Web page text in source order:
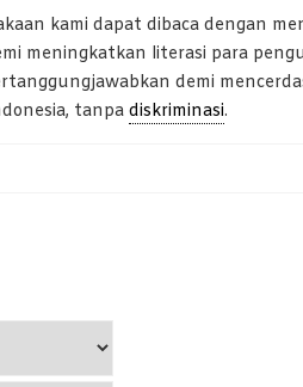
kami dapat dibaca dengan
meningkatkan literasi para
demi
tanpa diskriminasi.